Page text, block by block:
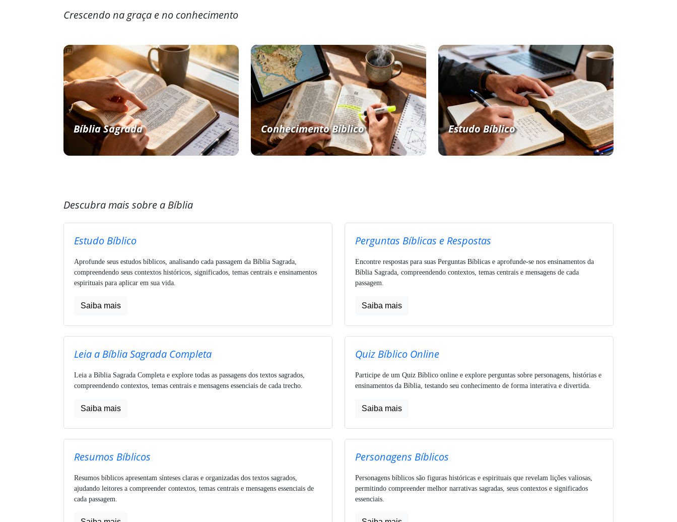
Crescendo na graça e no conhecimento
Bíblia Sagrada Conhecimento Bíblico Estudo Bíblico
Descubra mais sobre a Bíblia
Estudo Bíblico
Aprofunde seus estudos bíblicos, analisando cada passagem da Bíblia Sagrada,
compreendendo seus contextos históricos, significados, temas centrais e ensinamentos
espirituais para aplicar em sua vida.
Saiba mais
Perguntas Bíblicas e Respostas
Encontre respostas para suas Perguntas Bíblicas e aprofunde-se nos ensinamentos da
Bíblia Sagrada, compreendendo contextos, temas centrais e mensagens de cada
passagem.
Saiba mais
Leia a Bíblia Sagrada Completa
Leia a Bíblia Sagrada Completa e explore todas as passagens dos textos sagrados,
compreendendo contextos, temas centrais e mensagens essenciais de cada trecho.
Saiba mais
Quiz Bíblico Online
Participe de um Quiz Bíblico online e explore perguntas sobre personagens, histórias e
ensinamentos da Bíblia, testando seu conhecimento de forma interativa e divertida.
Saiba mais
Resumos Bíblicos
Resumos bíblicos apresentam sínteses claras e organizadas dos textos sagrados,
ajudando leitores a compreender contextos, temas centrais e mensagens essenciais de
cada passagem.
Personagens Bíblicos
Personagens bíblicos são figuras históricas e espirituais que revelam lições valiosas,
permitindo compreender melhor narrativas sagradas, seus contextos e significados
essenciais.